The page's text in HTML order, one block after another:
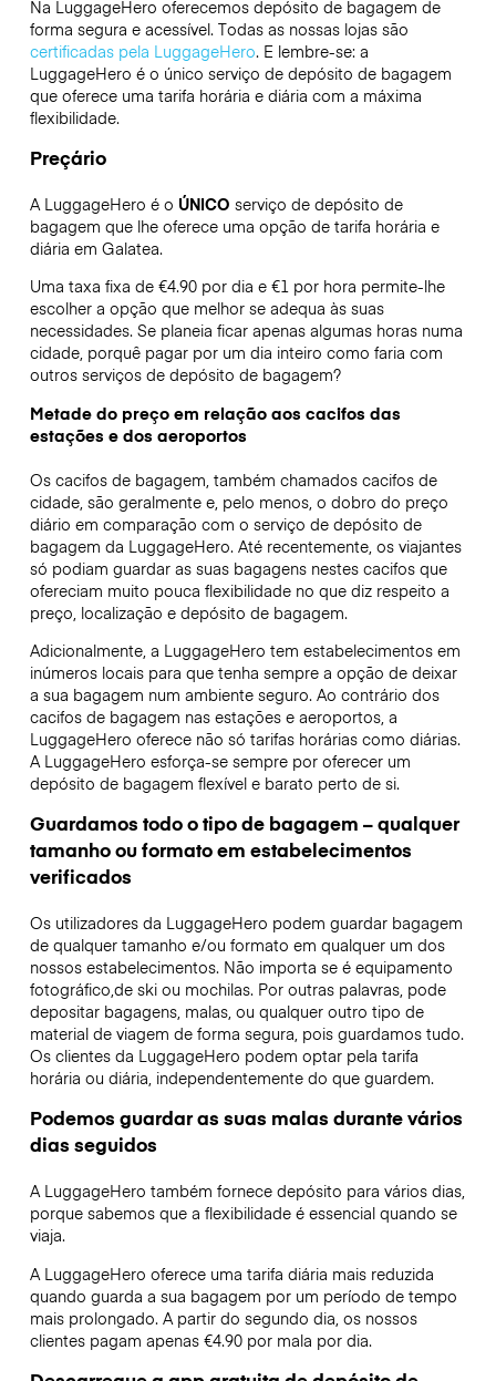
Na LuggageHero oferecemos depósito de bagagem de
forma segura e acessível. Todas as nossas lojas são
certificadas pela LuggageHero. E lembre-se: a
LuggageHero é o único serviço de depósito de bagagem
que oferece uma tarifa horária e diária com a máxima
flexibilidade.
Preçário
A LuggageHero é o ÚNICO serviço de depósito de
bagagem que lhe oferece uma opção de tarifa horária e
diária em Galatea.
Uma taxa fixa de €4.90 por dia e €1 por hora permite-lhe
escolher a opção que melhor se adequa às suas
necessidades. Se planeia ficar apenas algumas horas numa
cidade, porquê pagar por um dia inteiro como faria com
outros serviços de depósito de bagagem?
Metade do preço em relação aos cacifos das
estações e dos aeroportos
Os cacifos de bagagem, também chamados cacifos de
cidade, são geralmente e, pelo menos, o dobro do preço
diário em comparação com o serviço de depósito de
bagagem da LuggageHero. Até recentemente, os viajantes
só podiam guardar as suas bagagens nestes cacifos que
ofereciam muito pouca flexibilidade no que diz respeito a
preço, localização e depósito de bagagem.
Adicionalmente, a LuggageHero tem estabelecimentos em
inúmeros locais para que tenha sempre a opção de deixar
a sua bagagem num ambiente seguro. Ao contrário dos
cacifos de bagagem nas estações e aeroportos, a
LuggageHero oferece não só tarifas horárias como diárias.
A LuggageHero esforça-se sempre por oferecer um
depósito de bagagem flexível e barato perto de si.
Guardamos todo o tipo de bagagem – qualquer
tamanho ou formato em estabelecimentos
verificados
Os utilizadores da LuggageHero podem guardar bagagem
de qualquer tamanho e/ou formato em qualquer um dos
nossos estabelecimentos. Não importa se é equipamento
fotográfico,de ski ou mochilas. Por outras palavras, pode
depositar bagagens, malas, ou qualquer outro tipo de
material de viagem de forma segura, pois guardamos tudo.
Os clientes da LuggageHero podem optar pela tarifa
horária ou diária, independentemente do que guardem.
Podemos guardar as suas malas durante vários
dias seguidos
A LuggageHero também fornece depósito para vários dias,
porque sabemos que a flexibilidade é essencial quando se
viaja.
A LuggageHero oferece uma tarifa diária mais reduzida
quando guarda a sua bagagem por um período de tempo
mais prolongado. A partir do segundo dia, os nossos
clientes pagam apenas €4.90 por mala por dia.